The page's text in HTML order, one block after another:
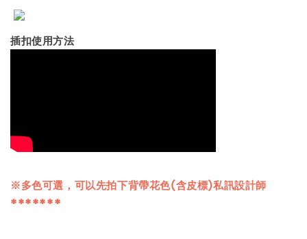
插扣使用方法
※多色可選，可以先拍下背帶花色(含皮標)私訊設計師
*******